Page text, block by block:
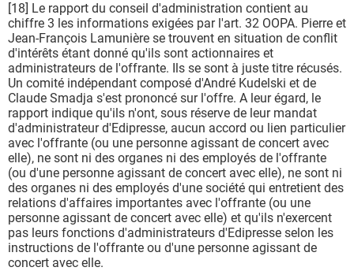
[18] Le rapport du conseil d'administration contient au
chiffre 3 les informations exigées par l'art. 32 OOPA. Pierre et
Jean-François Lamunière se trouvent en situation de conflit
d'intérêts étant donné qu'ils sont actionnaires et
administrateurs de l'offrante. Ils se sont à juste titre récusés.
Un comité indépendant composé d'André Kudelski et de
Claude Smadja s'est prononcé sur l'offre. A leur égard, le
rapport indique qu'ils n'ont, sous réserve de leur mandat
d'administrateur d'Edipresse, aucun accord ou lien particulier
avec l'offrante (ou une personne agissant de concert avec
elle), ne sont ni des organes ni des employés de l'offrante
(ou d'une personne agissant de concert avec elle), ne sont ni
des organes ni des employés d'une société qui entretient des
relations d'affaires importantes avec l'offrante (ou une
personne agissant de concert avec elle) et qu'ils n'exercent
pas leurs fonctions d'administrateurs d'Edipresse selon les
instructions de l'offrante ou d'une personne agissant de
concert avec elle.